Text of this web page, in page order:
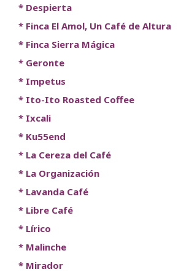
* Despierta
* Finca El Amol, Un Café de Altura
* Finca Sierra Mágica
* Geronte
* Impetus
* Ito-Ito Roasted Coffee
* Ixcali
* Ku55end
* La Cereza del Café
* La Organización
* Lavanda Café
* Libre Café
* Lírico
* Malinche
* Mirador